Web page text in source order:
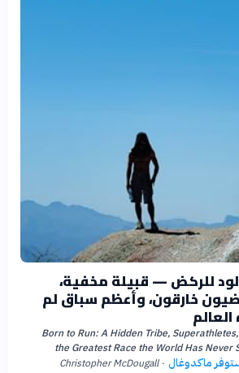
للركض — قبيلة مخفية،
خارقون، وأعظم سباق لم
العالم
Born to Run: A Hidden Tribe,
the Greatest Race the World Has Never
ماكدوغال ·
Christopher McDougall